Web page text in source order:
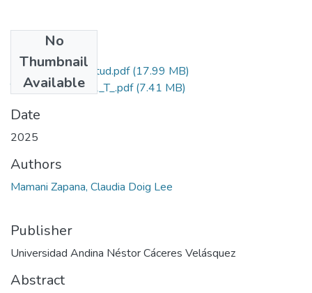
No
Thumbnail
Available
Grado de Similitud.pdf(17.99 MB)
T036_73245672_T_.pdf(7.41 MB)
Date
2025
Authors
Mamani Zapana, Claudia Doig Lee
Publisher
Universidad Andina Néstor Cáceres Velásquez
Abstract